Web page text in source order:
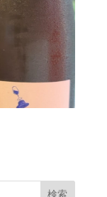
検索